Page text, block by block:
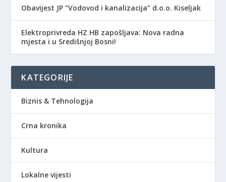
Obavijest JP “Vodovod i kanalizacija” d.o.o. Kiseljak
Elektroprivreda HZ HB zapošljava: Nova radna
mjesta i u Središnjoj Bosni!
KATEGORIJE
Biznis & Tehnologija
Crna kronika
Kultura
Lokalne vijesti